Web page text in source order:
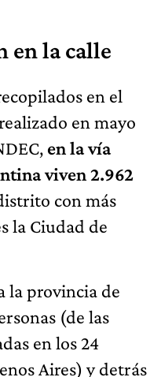
en la calle
en el
en mayo
en la vía
viven 2.962
con más
la Ciudad de
la provincia de
(de las
en los 24
Aires) y detrás